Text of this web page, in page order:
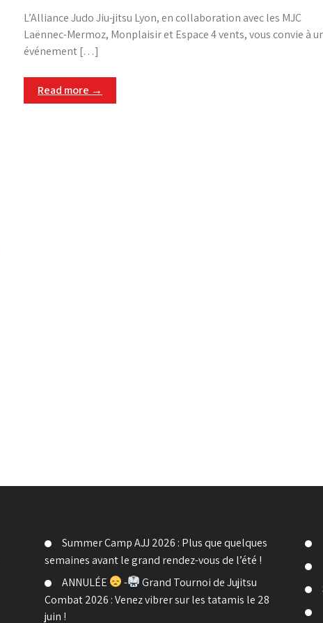
L’Alliance Judo Jiu-jitsu Lyon, en collaboration avec les MJC
Laënnec-Mermoz, Monplaisir et Espace 4 vents, vous convie à
événement […]
Read more →
Summer Camp AJJ 2026 : Plus que quelques
semaines avant le grand rendez-vous de l’été !
ANNULÉE
-
Grand Tournoi de Jujitsu
Combat 2026 : Venez vibrer sur les tatamis le 28
juin !